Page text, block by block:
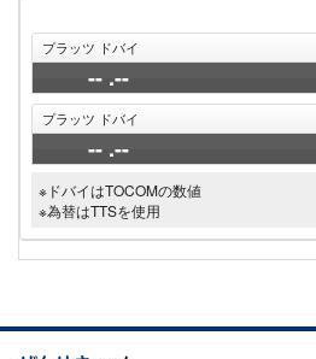
プラッツ ドバイ
-- .--
プラッツ ドバイ
-- .--
※ドバイはTOCOMの数値
※為替はTTSを使用